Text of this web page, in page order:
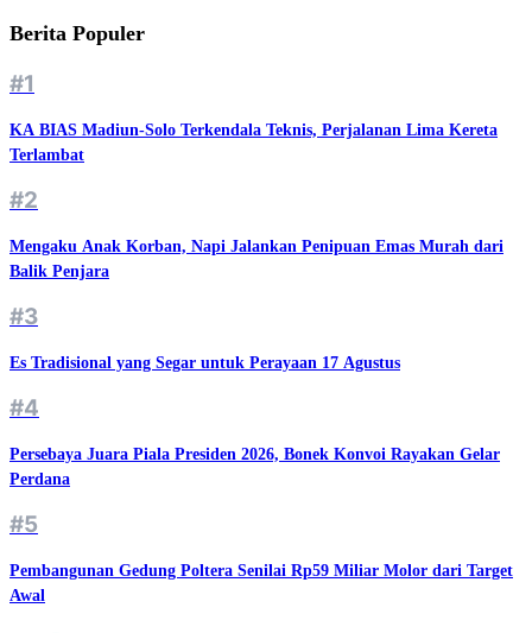
Berita Populer
#1
KA BIAS Madiun-Solo Terkendala Teknis, Perjalanan Lima Kereta
Terlambat
#2
Mengaku Anak Korban, Napi Jalankan Penipuan Emas Murah dari
Balik Penjara
#3
Es Tradisional yang Segar untuk Perayaan 17 Agustus
#4
Persebaya Juara Piala Presiden 2026, Bonek Konvoi Rayakan Gelar
Perdana
#5
Pembangunan Gedung Poltera Senilai Rp59 Miliar Molor dari Target
Awal